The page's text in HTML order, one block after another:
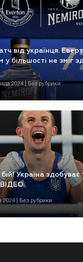
від українця.
у більшості не зміг
2024 | Без рубрики
бій! Україна
ВІДЕО
2024 | Без рубрики